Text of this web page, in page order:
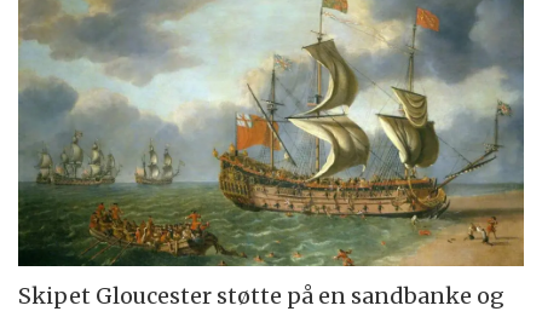
Skipet Gloucester støtte på en sandbanke og